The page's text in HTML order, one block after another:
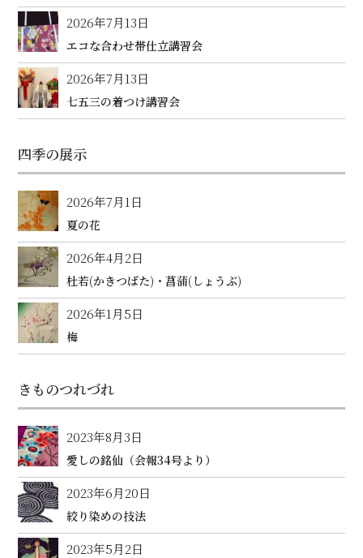
2026年7月13日
エコな合わせ帯仕立講習会
2026年7月13日
七五三の着つけ講習会
四季の展示
2026年7月1日
夏の花
2026年4月2日
杜若(かきつばた)・菖蒲(しょうぶ)
2026年1月5日
梅
きものつれづれ
2023年8月3日
愛しの銘仙（会報34号より）
2023年6月20日
絞り染めの技法
2023年5月2日